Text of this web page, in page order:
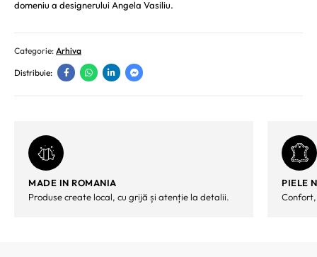
domeniu a designerului Angela Vasiliu.
Categorie: Arhiva
Distribuie:
MADE IN ROMANIA
Produse create local, cu grijă și atenție la detalii.
PIELE